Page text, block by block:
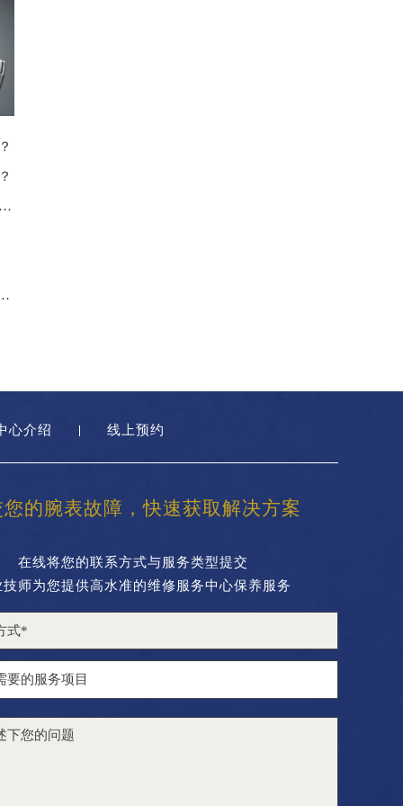
出现停走是哪些原因造成的？
该怎么办 | 手表走快处理
心介绍 线上预约
的腕表故障，快速获取解决方案
在线将您的联系方式与服务类型提交
技师为您提供高水准的维修服务中心保养服务